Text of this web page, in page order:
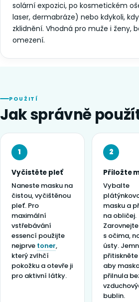
solární expozici, po kosmetickém
laser, dermabráze) nebo kdykoli,
zklidnění. Vhodná pro muže i ženy,
omezení.
POUŽITÍ
Jak správně
1
Vyčistěte pleť
Naneste masku na
čistou, vyčištěnou
pleť. Pro
maximální
vstřebávání
essencí použijte
nejprve toner,
který zvlhčí
pokožku a otevře ji
pro aktivní látky.
2
Přiložte
Vybalte
masku a
na obličej.
s očima,
ústy.
přitiskněte
aby
přilnula
bublin.